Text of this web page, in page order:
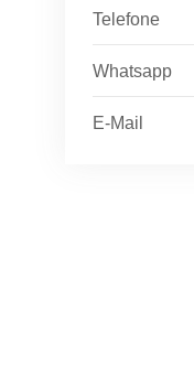
Telefone
Whatsapp
E-Mail